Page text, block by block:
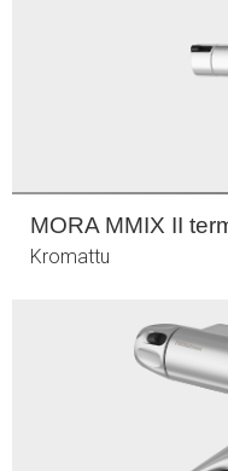
MORA MMIX II
Kromattu